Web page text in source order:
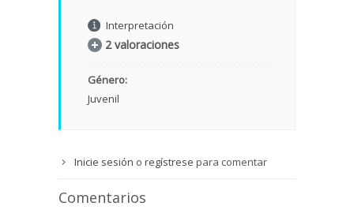
Interpretación
2 valoraciones
Género:
Juvenil
Inicie sesión o regístrese para comentar
Comentarios